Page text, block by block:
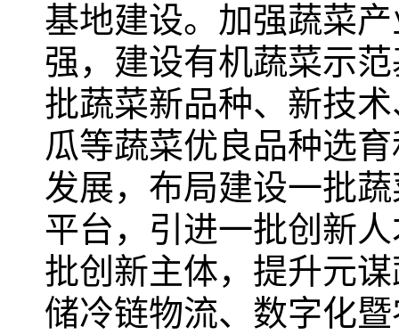
基地建设。加强蔬菜
强，建设有机蔬菜示
批蔬菜新品种、新技
瓜等蔬菜优良品种选
发展，布局建设一批
平台，引进一批创新
批创新主体，提升元
储冷链物流、数字化